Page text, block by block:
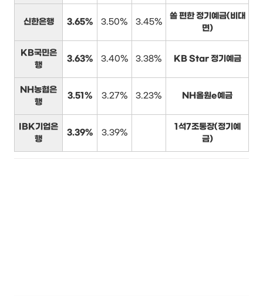
신한은행 3.65% 3.50% 3.45%
쏠 편한 정기예금(비대
면)
KB국민은
행
3.63% 3.40% 3.38% KB Star 정기예금
NH농협은
행
3.51% 3.27% 3.23% NH올원e예금
IBK기업은
행
3.39% 3.39%
1석7조통장(정기예
금)